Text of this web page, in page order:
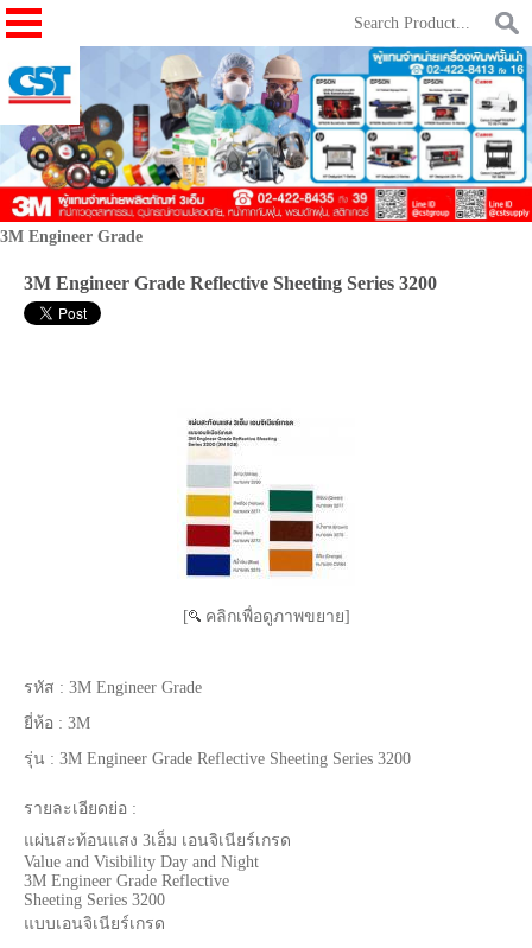
3M Engineer Grade
3M Engineer Grade Reflective Sheeting Series 3200
[ คลิกเพื่อดูภาพขยาย]
รหัส : 3M Engineer Grade
ยี่ห้อ : 3M
รุ่น : 3M Engineer Grade Reflective Sheeting Series 3200
รายละเอียดย่อ :
แผ่นสะท้อนแสง 3เอ็ม เอนจิเนียร์เกรด
Value and Visibility Day and Night
3M Engineer Grade Reflective
Sheeting Series 3200
แบบเอนจิเนียร์เกรด